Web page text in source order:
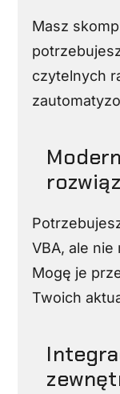
Masz
czytelnych
VBA, ale
Mogę je
Twoich